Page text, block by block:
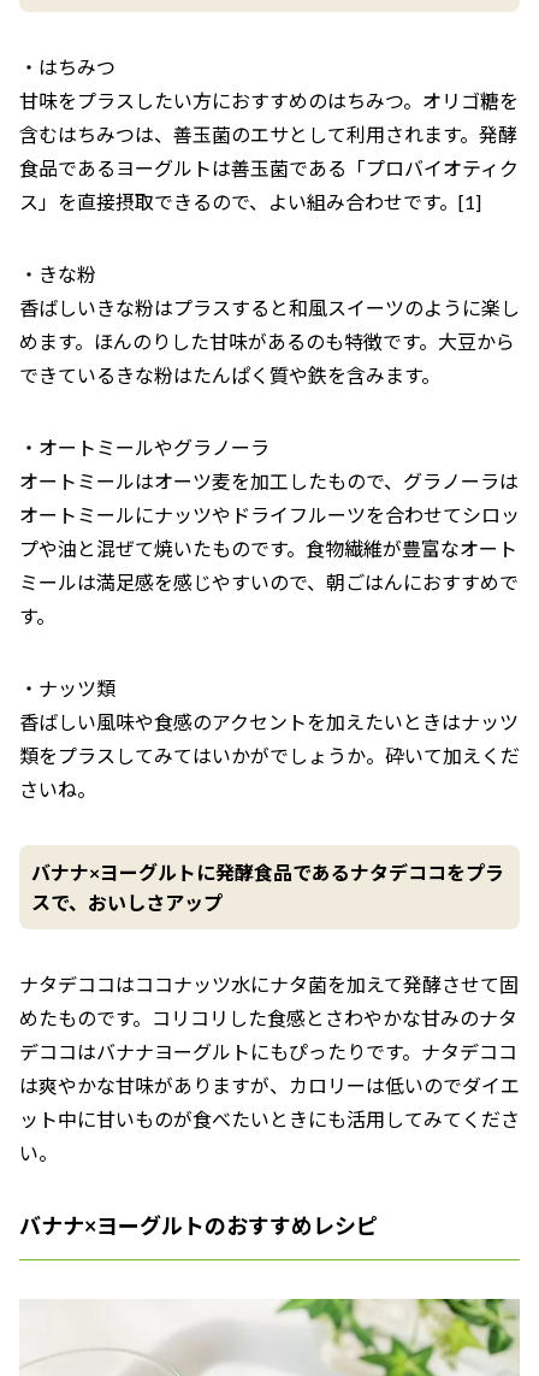
・はちみつ
甘味をプラスしたい方におすすめのはちみつ。オリゴ糖を
含むはちみつは、善玉菌のエサとして利用されます。発酵
食品であるヨーグルトは善玉菌である「プロバイオティク
ス」を直接摂取できるので、よい組み合わせです。[1]
・きな粉
香ばしいきな粉はプラスすると和風スイーツのように楽し
めます。ほんのりした甘味があるのも特徴です。大豆から
できているきな粉はたんぱく質や鉄を含みます。
・オートミールやグラノーラ
オートミールはオーツ麦を加工したもので、グラノーラは
オートミールにナッツやドライフルーツを合わせてシロッ
プや油と混ぜて焼いたものです。食物繊維が豊富なオート
ミールは満足感を感じやすいので、朝ごはんにおすすめで
す。
・ナッツ類
香ばしい風味や食感のアクセントを加えたいときはナッツ
類をプラスしてみてはいかがでしょうか。砕いて加えくだ
さいね。
バナナ×ヨーグルトに発酵食品であるナタデココをプラ
スで、おいしさアップ
ナタデココはココナッツ水にナタ菌を加えて発酵させて固
めたものです。コリコリした食感とさわやかな甘みのナタ
デココはバナナヨーグルトにもぴったりです。ナタデココ
は爽やかな甘味がありますが、カロリーは低いのでダイエ
ット中に甘いものが食べたいときにも活用してみてくださ
い。
バナナ×ヨーグルトのおすすめレシピ